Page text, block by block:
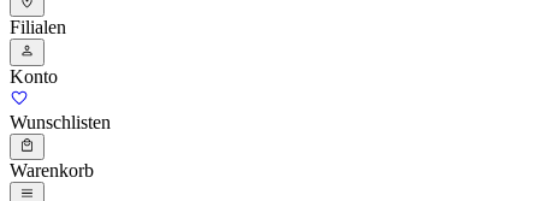
Filialen
Konto
Wunschlisten
Warenkorb